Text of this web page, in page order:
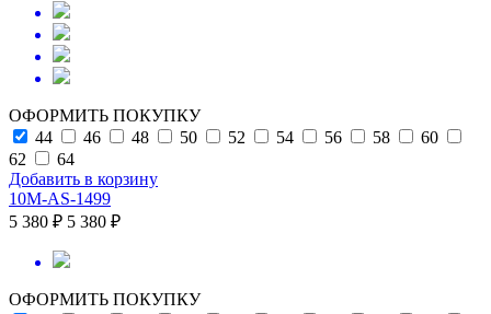
ОФОРМИТЬ ПОКУПКУ
44
46 48 50 52 54 56 58
60
62
64
Добавить в корзину
10M-AS-1499
5 380 ₽ 5 380 ₽
ОФОРМИТЬ ПОКУПКУ